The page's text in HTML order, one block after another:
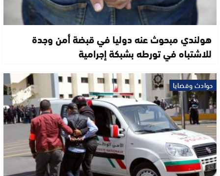
هولندي مبحوث عنه دوليا في قبضة أمن وجدة
للاشتباه في تورطه بشبكة إجرامية
حوادث وقضايا